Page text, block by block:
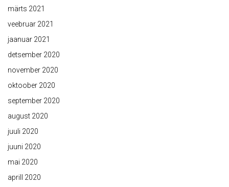
märts 2021
veebruar 2021
jaanuar 2021
detsember 2020
november 2020
oktoober 2020
september 2020
august 2020
juuli 2020
juuni 2020
mai 2020
aprill 2020